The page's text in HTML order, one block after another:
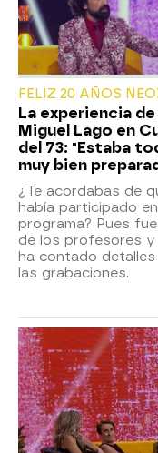
FELIZ 20 AÑOS
La experiencia de
Miguel Lago en
del 73: "Estaba
muy bien
¿Te acordabas de
había participado
programa? Pues
de los profesores y
ha contado
las grabaciones.